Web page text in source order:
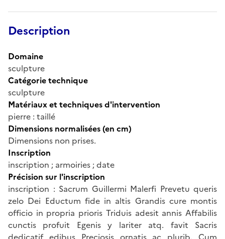
Description
Domaine
sculpture
Catégorie technique
sculpture
Matériaux et techniques d'intervention
pierre : taillé
Dimensions normalisées (en cm)
Dimensions non prises.
Inscription
inscription ; armoiries ; date
Précision sur l'inscription
inscription : Sacrum Guillermi Malerfi Prevetu queris
zelo Dei Eductum fide in altis Grandis cure montis
officio in propria prioris Triduis adesit annis Affabilis
cunctis profuit Egenis y lariter atq. favit Sacris